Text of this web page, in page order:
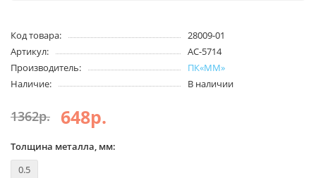
Код товара:
28009-01
Артикул:
АС-5714
Производитель:
ПК«ММ»
Наличие:
В наличии
1362р. 648р.
Толщина металла, мм:
0.5